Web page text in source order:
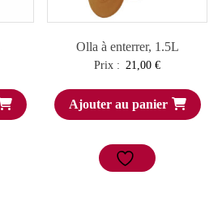
Olla à enterrer, 1.5L
Prix : 21,00€
Ajouter au panier